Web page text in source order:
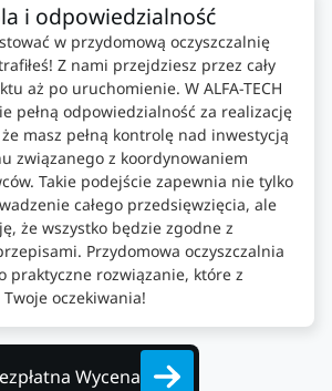
i odpowiedzialność
w przydomową oczyszczalnię
Z nami przejdziesz przez cały
aż po uruchomienie. W ALFA-TECH
pełną odpowiedzialność za realizację
masz pełną kontrolę nad inwestycją
związanego z koordynowaniem
Takie podejście zapewnia nie tylko
całego przedsięwzięcia, ale
że wszystko będzie zgodne z
Przydomowa oczyszczalnia
praktyczne rozwiązanie, które z
oczekiwania!
Wycena